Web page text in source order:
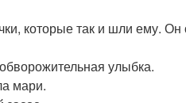
которые так и шли ему. Он
улыбка.
мари.